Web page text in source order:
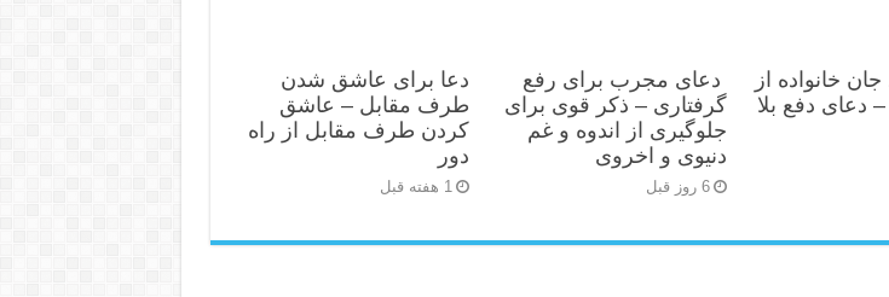
خانواده از
دعای دفع بلا
دعای مجرب برای رفع
گرفتاری – ذکر قوی برای
جلوگیری از اندوه و غم
دنیوی و اخروی
6 روز قبل
دعا برای عاشق شدن
طرف مقابل – عاشق
کردن طرف مقابل از راه
دور
1 هفته قبل